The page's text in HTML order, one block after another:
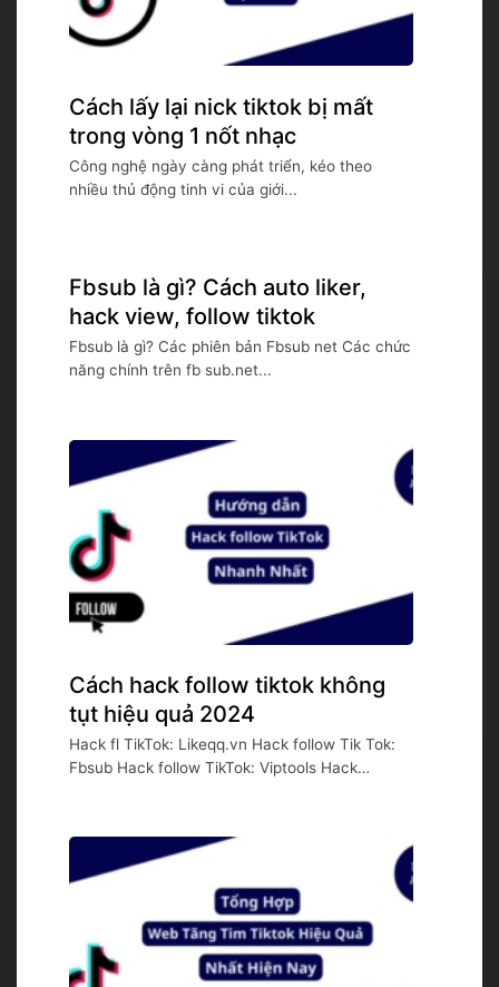
Cách lấy lại nick tiktok bị mất
trong vòng 1 nốt nhạc
Công nghệ ngày càng phát triển, kéo theo
nhiều thủ động tinh vi của giới...
Fbsub là gì? Cách auto liker,
hack view, follow tiktok
Fbsub là gì? Các phiên bản Fbsub net Các chức
năng chính trên fb sub.net...
Cách hack follow tiktok không
tụt hiệu quả 2024
Hack fl TikTok: Likeqq.vn Hack follow Tik Tok:
Fbsub Hack follow TikTok: Viptools Hack